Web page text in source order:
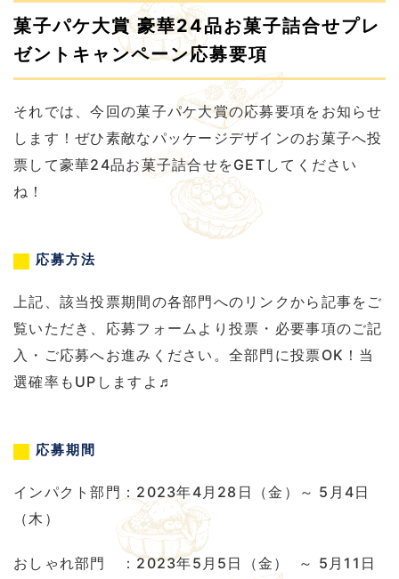
菓子パケ大賞 豪華24品お菓子詰合せプレ
ゼントキャンペーン応募要項
それでは、今回の菓子パケ大賞の応募要項をお知らせ
します！ぜひ素敵なパッケージデザインのお菓子へ投
票して豪華24品お菓子詰合せをGETしてください
ね！
応募方法
上記、該当投票期間の各部門へのリンクから記事をご
覧いただき、応募フォームより投票・必要事項のご記
入・ご応募へお進みください。全部門に投票OK！当
選確率もUPしますよ♬
応募期間
インパクト部門：2023年4月28日（金）～ 5月4日
（木）
おしゃれ部門 ：2023年5月5日（金） ～ 5月11日